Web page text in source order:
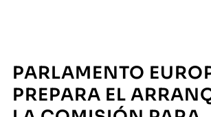
PARLAMENTO
PREPARA EL